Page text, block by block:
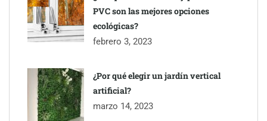
PVC son las mejores opciones
ecológicas?
febrero 3, 2023
¿Por qué elegir un jardín vertical
artificial?
marzo 14, 2023